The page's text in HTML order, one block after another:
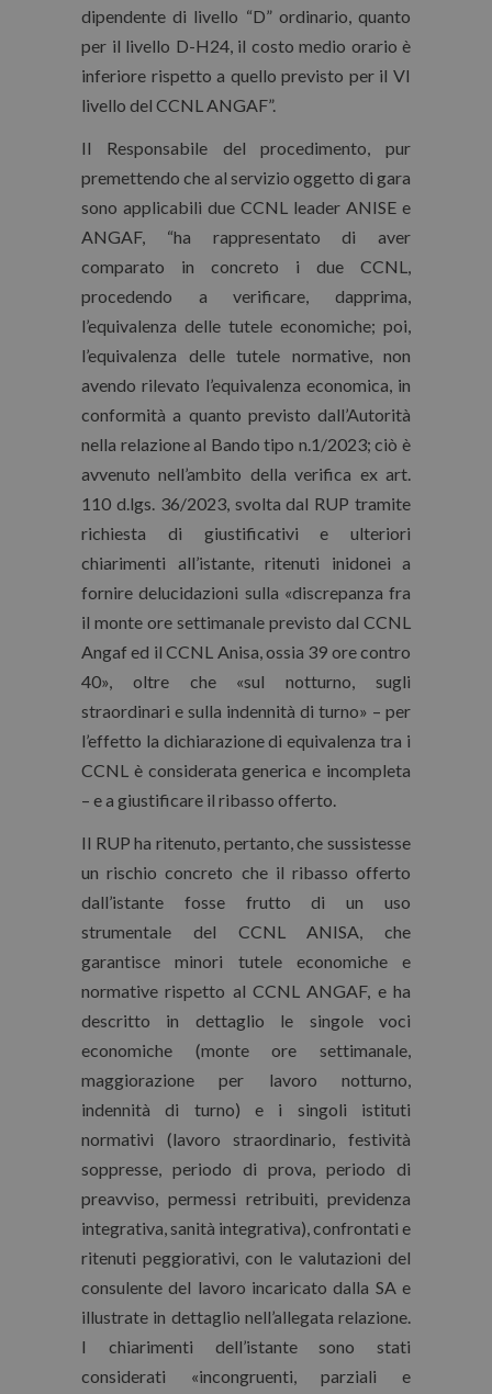
dipendente di livello “D” ordinario, quanto
per il livello D-H24, il costo medio orario è
inferiore rispetto a quello previsto per il VI
livello del CCNL ANGAF”.
Il Responsabile del procedimento, pur
premettendo che al servizio oggetto di gara
sono applicabili due CCNL leader ANISE e
ANGAF, “ha rappresentato di aver
comparato in concreto i due CCNL,
procedendo a verificare, dapprima,
l’equivalenza delle tutele economiche; poi,
l’equivalenza delle tutele normative, non
avendo rilevato l’equivalenza economica, in
conformità a quanto previsto dall’Autorità
nella relazione al Bando tipo n.1/2023; ciò è
avvenuto nell’ambito della verifica ex art.
110 d.lgs. 36/2023, svolta dal RUP tramite
richiesta di giustificativi e ulteriori
chiarimenti all’istante, ritenuti inidonei a
fornire delucidazioni sulla «discrepanza fra
il monte ore settimanale previsto dal CCNL
Angaf ed il CCNL Anisa, ossia 39 ore contro
40», oltre che «sul notturno, sugli
straordinari e sulla indennità di turno» – per
l’effetto la dichiarazione di equivalenza tra i
CCNL è considerata generica e incompleta
– e a giustificare il ribasso offerto.
Il RUP ha ritenuto, pertanto, che sussistesse
un rischio concreto che il ribasso offerto
dall’istante fosse frutto di un uso
strumentale del CCNL ANISA, che
garantisce minori tutele economiche e
normative rispetto al CCNL ANGAF, e ha
descritto in dettaglio le singole voci
economiche (monte ore settimanale,
maggiorazione per lavoro notturno,
indennità di turno) e i singoli istituti
normativi (lavoro straordinario, festività
soppresse, periodo di prova, periodo di
preavviso, permessi retribuiti, previdenza
integrativa, sanità integrativa), confrontati e
ritenuti peggiorativi, con le valutazioni del
consulente del lavoro incaricato dalla SA e
illustrate in dettaglio nell’allegata relazione.
I chiarimenti dell’istante sono stati
considerati «incongruenti, parziali e